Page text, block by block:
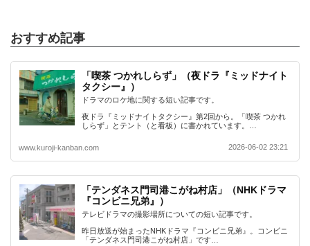
おすすめ記事
「喫茶 つかれしらず」（夜ドラ『ミッドナイト
タクシー』）
ドラマのロケ地に関する短い記事です。
夜ドラ『ミッドナイトタクシー』第2回から。「喫茶 つかれ
しらず」とテント（と看板）に書かれています。…
www.kuroji-kanban.com 2026-06-02 23:21
「テンダネス門司港こがね村店」（NHKドラマ
『コンビニ兄弟』）
テレビドラマの撮影場所についての短い記事です。
昨日放送が始まったNHKドラマ『コンビニ兄弟』。コンビニ
「テンダネス門司港こがね村店」です…